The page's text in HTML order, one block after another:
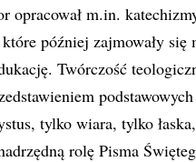
m.in.
później zajmowały
Twórczość
podstawowych
tylko wiara, tylko
rolę Pisma